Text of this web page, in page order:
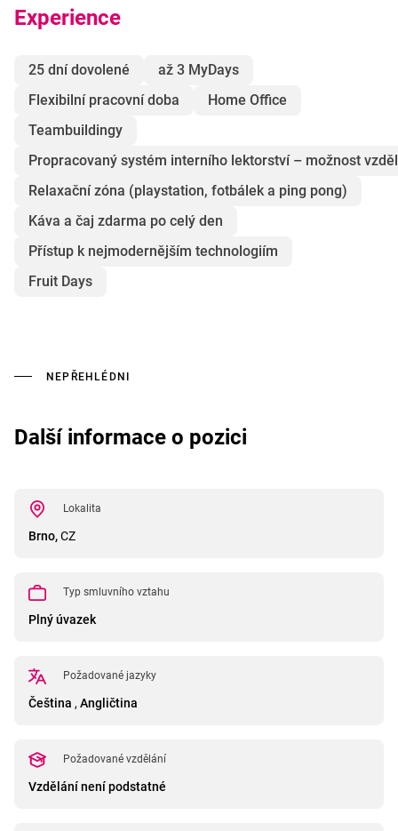
Experience
25 dní dovolené
až 3 MyDays
Flexibilní pracovní doba
Home Office
Teambuildingy
Propracovaný systém interního lektorství – možnost
Relaxační zóna (playstation, fotbálek a ping pong)
Káva a čaj zdarma po celý den
Přístup k nejmodernějším technologiím
Fruit Days
NEPŘEHLÉDNI
Další informace o pozici
Lokalita
Brno,CZ
Typ smluvního vztahu
Plný úvazek
Požadované jazyky
Čeština , Angličtina
Požadované vzdělání
Vzdělání není podstatné